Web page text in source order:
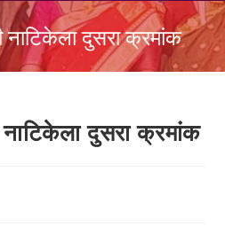
नाटिकेला दुसरा क्रमांक
दुसरा क्रमांक